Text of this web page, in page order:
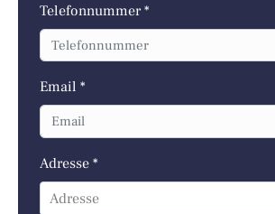
Telefonnummer *
Email *
Adresse *
Adresse